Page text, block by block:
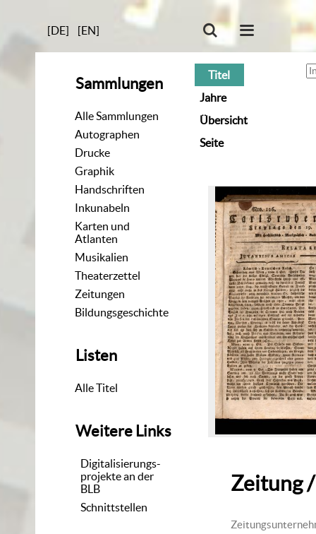
[DE] [EN]
Sammlungen
Alle Sammlungen
Autographen
Drucke
Graphik
Handschriften
Inkunabeln
Karten und
Atlanten
Musikalien
Theaterzettel
Zeitungen
Bildungsgeschichte
Listen
Alle Titel
Weitere Links
Digitalisierungs-
projekte an der
BLB
Schnittstellen
Titel
Jahre
Übersicht
Seite
Zeitung